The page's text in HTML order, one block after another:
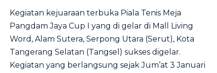
Kegiatan kejuaraan terbuka Piala Tenis Meja
Pangdam Jaya Cup I yang di gelar di Mall Living
Word, Alam Sutera, Serpong Utara (Serut), Kota
Tangerang Selatan (Tangsel) sukses digelar.
Kegiatan yang berlangsung sejak Jum’at 3 Januari